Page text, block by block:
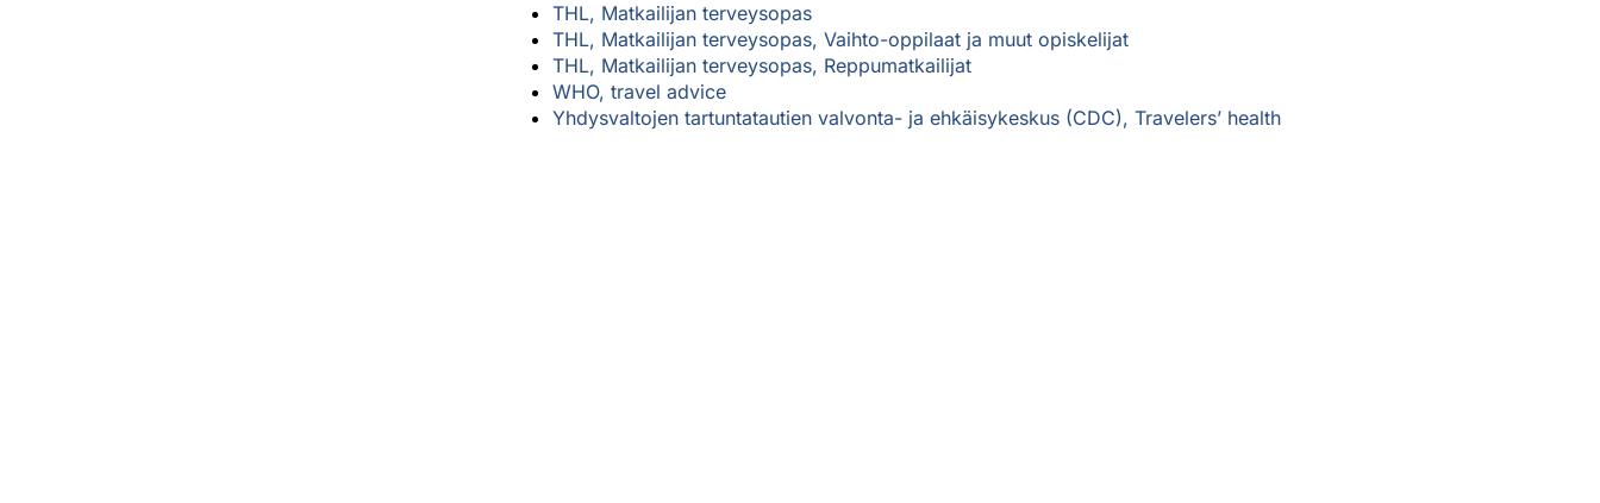
THL, Matkailijan terveysopas
THL, Matkailijan terveysopas, Vaihto-oppilaat ja muut opiskelijat
THL, Matkailijan terveysopas, Reppumatkailijat
WHO, travel advice
Yhdysvaltojen tartuntatautien valvonta- ja ehkäisykeskus (CDC), Travelers’ health